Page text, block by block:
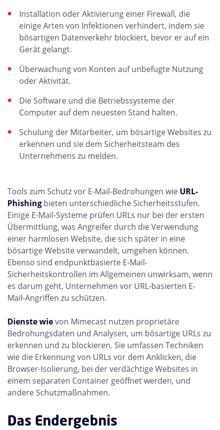
Installation oder Aktivierung einer Firewall, die
einige Arten von Infektionen verhindert, indem sie
bösartigen Datenverkehr blockiert, bevor er auf ein
Gerät gelangt.
Überwachung von Konten auf unbefugte Nutzung
oder Aktivität.
Die Software und die Betriebssysteme der
Computer auf dem neuesten Stand halten.
Schulung der Mitarbeiter, um bösartige Websites zu
erkennen und sie dem Sicherheitsteam des
Unternehmens zu melden.
Tools zum Schutz vor E-Mail-Bedrohungen wie URL-
Phishing bieten unterschiedliche Sicherheitsstufen.
Einige E-Mail-Systeme prüfen URLs nur bei der ersten
Übermittlung, was Angreifer durch die Verwendung
einer harmlosen Website, die sich später in eine
bösartige Website verwandelt, umgehen können.
Ebenso sind endpunktbasierte E-Mail-
Sicherheitskontrollen im Allgemeinen unwirksam, wenn
es darum geht, Unternehmen vor URL-basierten E-
Mail-Angriffen zu schützen.
Dienste wievon Mimecast nutzen proprietäre
Bedrohungsdaten und Analysen, um bösartige URLs zu
erkennen und zu blockieren. Sie umfassen Techniken
wie die Erkennung von URLs vor dem Anklicken, die
Browser-Isolierung, bei der verdächtige Websites in
einem separaten Container geöffnet werden, und
andere Schutzmaßnahmen.
Das Endergebnis